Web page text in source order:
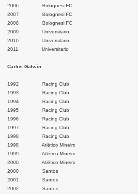
2006 Bolognesi FC
2007 Bolognesi FC
2008 Bolognesi FC
2009 Universitario
2010 Universitario
2011 Universitario
Carlos Galván
1992 Racing Club
1993 Racing Club
1994 Racing Club
1995 Racing Club
1996 Racing Club
1997 Racing Club
1998 Racing Club
1998 Atlético Mineiro
1999 Atlético Mineiro
2000 Atlético Mineiro
2000 Santos
2001 Santos
2002 Santos